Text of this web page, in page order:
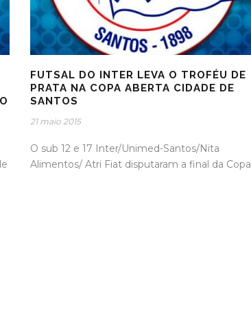
FUTSAL DO INTER LEVA O TROFÉU DE
PRATA NA COPA ABERTA CIDADE DE
SANTOS
21 maio 2015
O sub 12 e 17 Inter/Unimed-Santos/Nita
Alimentos/ Atri Fiat disputaram a final da Copa